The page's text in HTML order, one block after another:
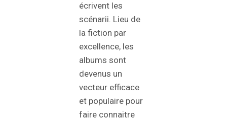
écrivent les
scénarii. Lieu de
la fiction par
excellence, les
albums sont
devenus un
vecteur efficace
et populaire pour
faire connaitre